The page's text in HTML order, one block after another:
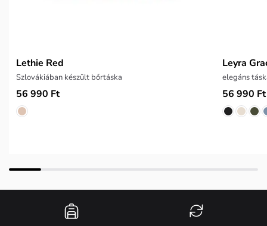
Lethie Red
Szlovákiában készült bőrtáska
56 990 Ft
Leyra
elegáns
56 990 Ft